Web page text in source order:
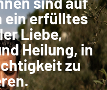
ein erfülltes
Liebe,
Heilung, in
zu